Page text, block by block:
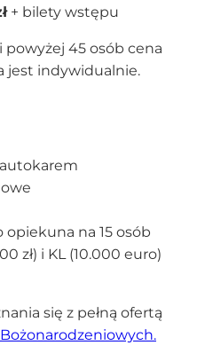
+ bilety wstępu
45 osób cena
jest indywidualnie.
opiekuna na 15 osób
zł) i KL (10.000 euro)
się z pełną ofertą